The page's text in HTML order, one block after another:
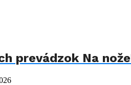
prevádzok Na